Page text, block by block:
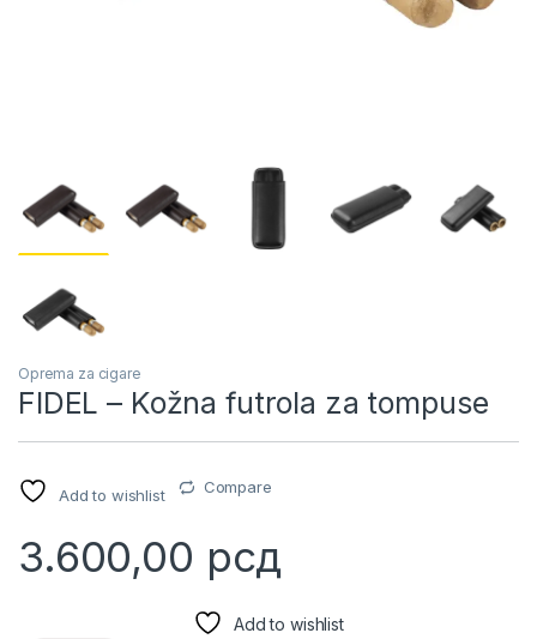
Oprema za cigare
FIDEL – Kožna futrola za tompuse
Add to wishlist Compare
3.600,00 рсд
Add to wishlist